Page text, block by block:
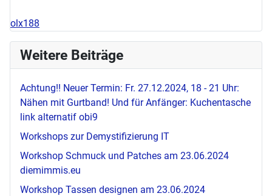
olx188
Weitere Beiträge
Achtung!! Neuer Termin: Fr. 27.12.2024, 18 - 21 Uhr:
Nähen mit Gurtband! Und für Anfänger: Kuchentasche
link alternatif obi9
Workshops zur Demystifizierung IT
Workshop Schmuck und Patches am 23.06.2024
diemimmis.eu
Workshop Tassen designen am 23.06.2024